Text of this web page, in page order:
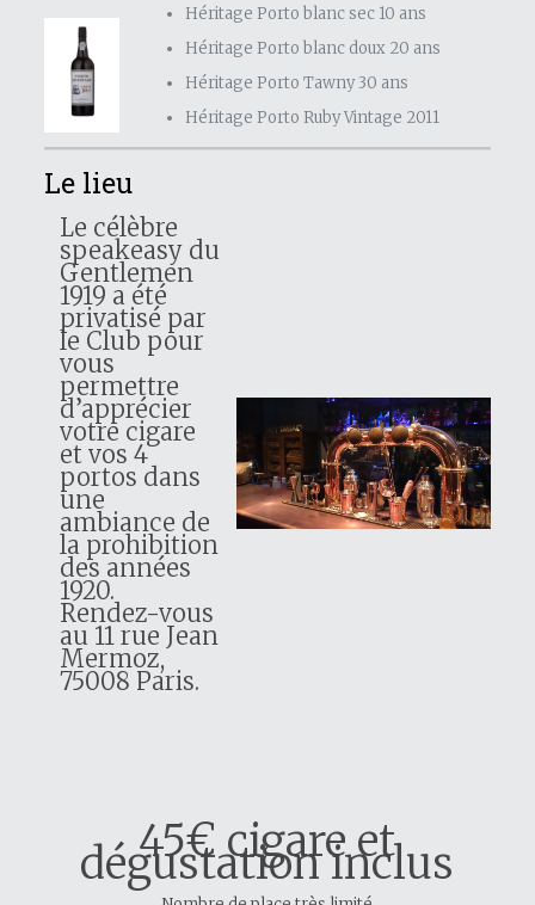
Héritage Porto blanc sec 10 ans
Héritage Porto blanc doux 20 ans
Héritage Porto Tawny 30 ans
Héritage Porto Ruby Vintage 2011
Le lieu
Le célèbre
speakeasy du
Gentlemen
1919 a été
privatisé par
le Club pour
vous
permettre
d’apprécier
votre cigare
et vos 4
portos dans
une
ambiance de
la prohibition
des années
1920.
Rendez-vous
au 11 rue Jean
Mermoz,
75008 Paris.
45€ cigare et
dégustation inclus